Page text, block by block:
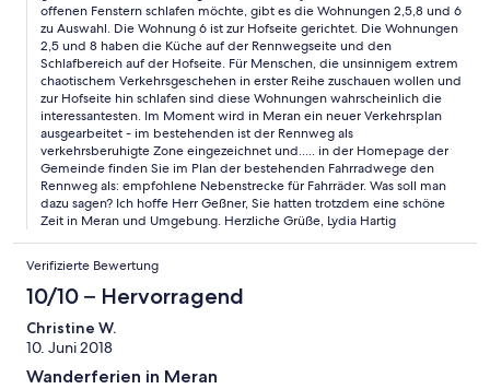
offenen Fenstern schlafen möchte, gibt es die Wohnungen 2,5,8 und 6
zu Auswahl. Die Wohnung 6 ist zur Hofseite gerichtet. Die Wohnungen
2,5 und 8 haben die Küche auf der Rennwegseite und den
Schlafbereich auf der Hofseite. Für Menschen, die unsinnigem extrem
chaotischem Verkehrsgeschehen in erster Reihe zuschauen wollen und
zur Hofseite hin schlafen sind diese Wohnungen wahrscheinlich die
interessantesten. Im Moment wird in Meran ein neuer Verkehrsplan
ausgearbeitet - im bestehenden ist der Rennweg als
verkehrsberuhigte Zone eingezeichnet und..... in der Homepage der
Gemeinde finden Sie im Plan der bestehenden Fahrradwege den
Rennweg als: empfohlene Nebenstrecke für Fahrräder. Was soll man
dazu sagen? Ich hoffe Herr Geßner, Sie hatten trotzdem eine schöne
Zeit in Meran und Umgebung. Herzliche Grüße, Lydia Hartig
Verifizierte Bewertung
10/10 – Hervorragend
Christine W.
10. Juni 2018
Wanderferien in Meran